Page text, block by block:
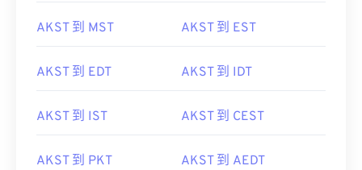
AKST 到 MST AKST 到 EST
AKST 到 EDT AKST 到 IDT
AKST 到 IST AKST 到 CEST
AKST 到 PKT AKST 到 AEDT